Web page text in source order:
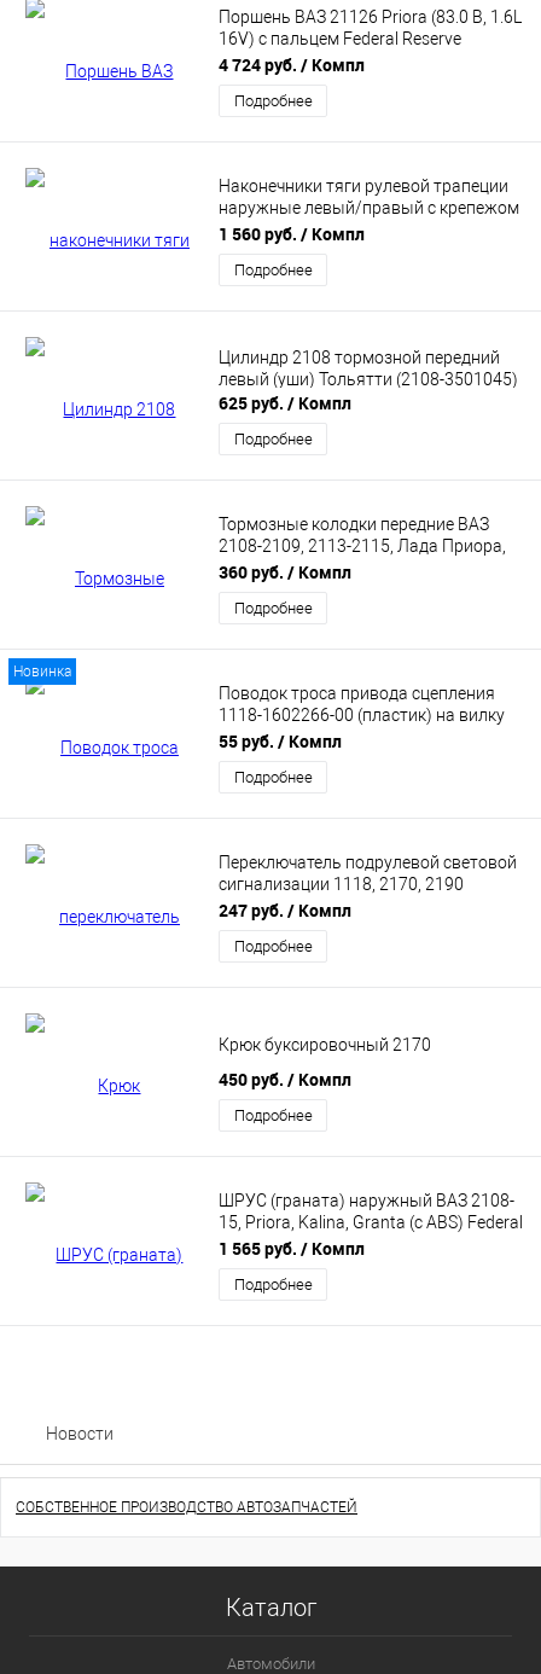
Поршень ВАЗ 21126 Priora (83.0 B, 1.6L
16V) с пальцем Federal Reserve
(21127100401567wpr02)
4 724 руб. / Компл
Подробнее
Наконечники тяги рулевой трапеции
наружные левый/правый с крепежом
для а/м ВАЗ 2110-2194 СЭВИ-
ЭКСТРИМ 7058
1 560 руб. / Компл
Подробнее
Цилиндр 2108 тормозной передний
левый (уши) Тольятти (2108-3501045)
625 руб. / Компл
Подробнее
Тормозные колодки передние ВАЗ
2108-2109, 2113-2115, Лада Приора,
Калина, Гранта FERODO (TAR527B)
360 руб. / Компл
Подробнее
Новинка
Поводок троса привода сцепления
1118-1602266-00 (пластик) на вилку
Лада Калина, Приора, 2110
55 руб. / Компл
Подробнее
Переключатель подрулевой световой
сигнализации 1118, 2170, 2190
(квадр.) HOFER HF628417
247 руб. / Компл
Подробнее
Крюк буксировочный 2170
450 руб. / Компл
Подробнее
ШРУС (граната) наружный ВАЗ 2108-
15, Priora, Kalina, Granta (с ABS) Federal
Reserve (2170221501221)
1 565 руб. / Компл
Подробнее
Новости
СОБСТВЕННОЕ ПРОИЗВОДСТВО АВТОЗАПЧАСТЕЙ
Каталог
Автомобили